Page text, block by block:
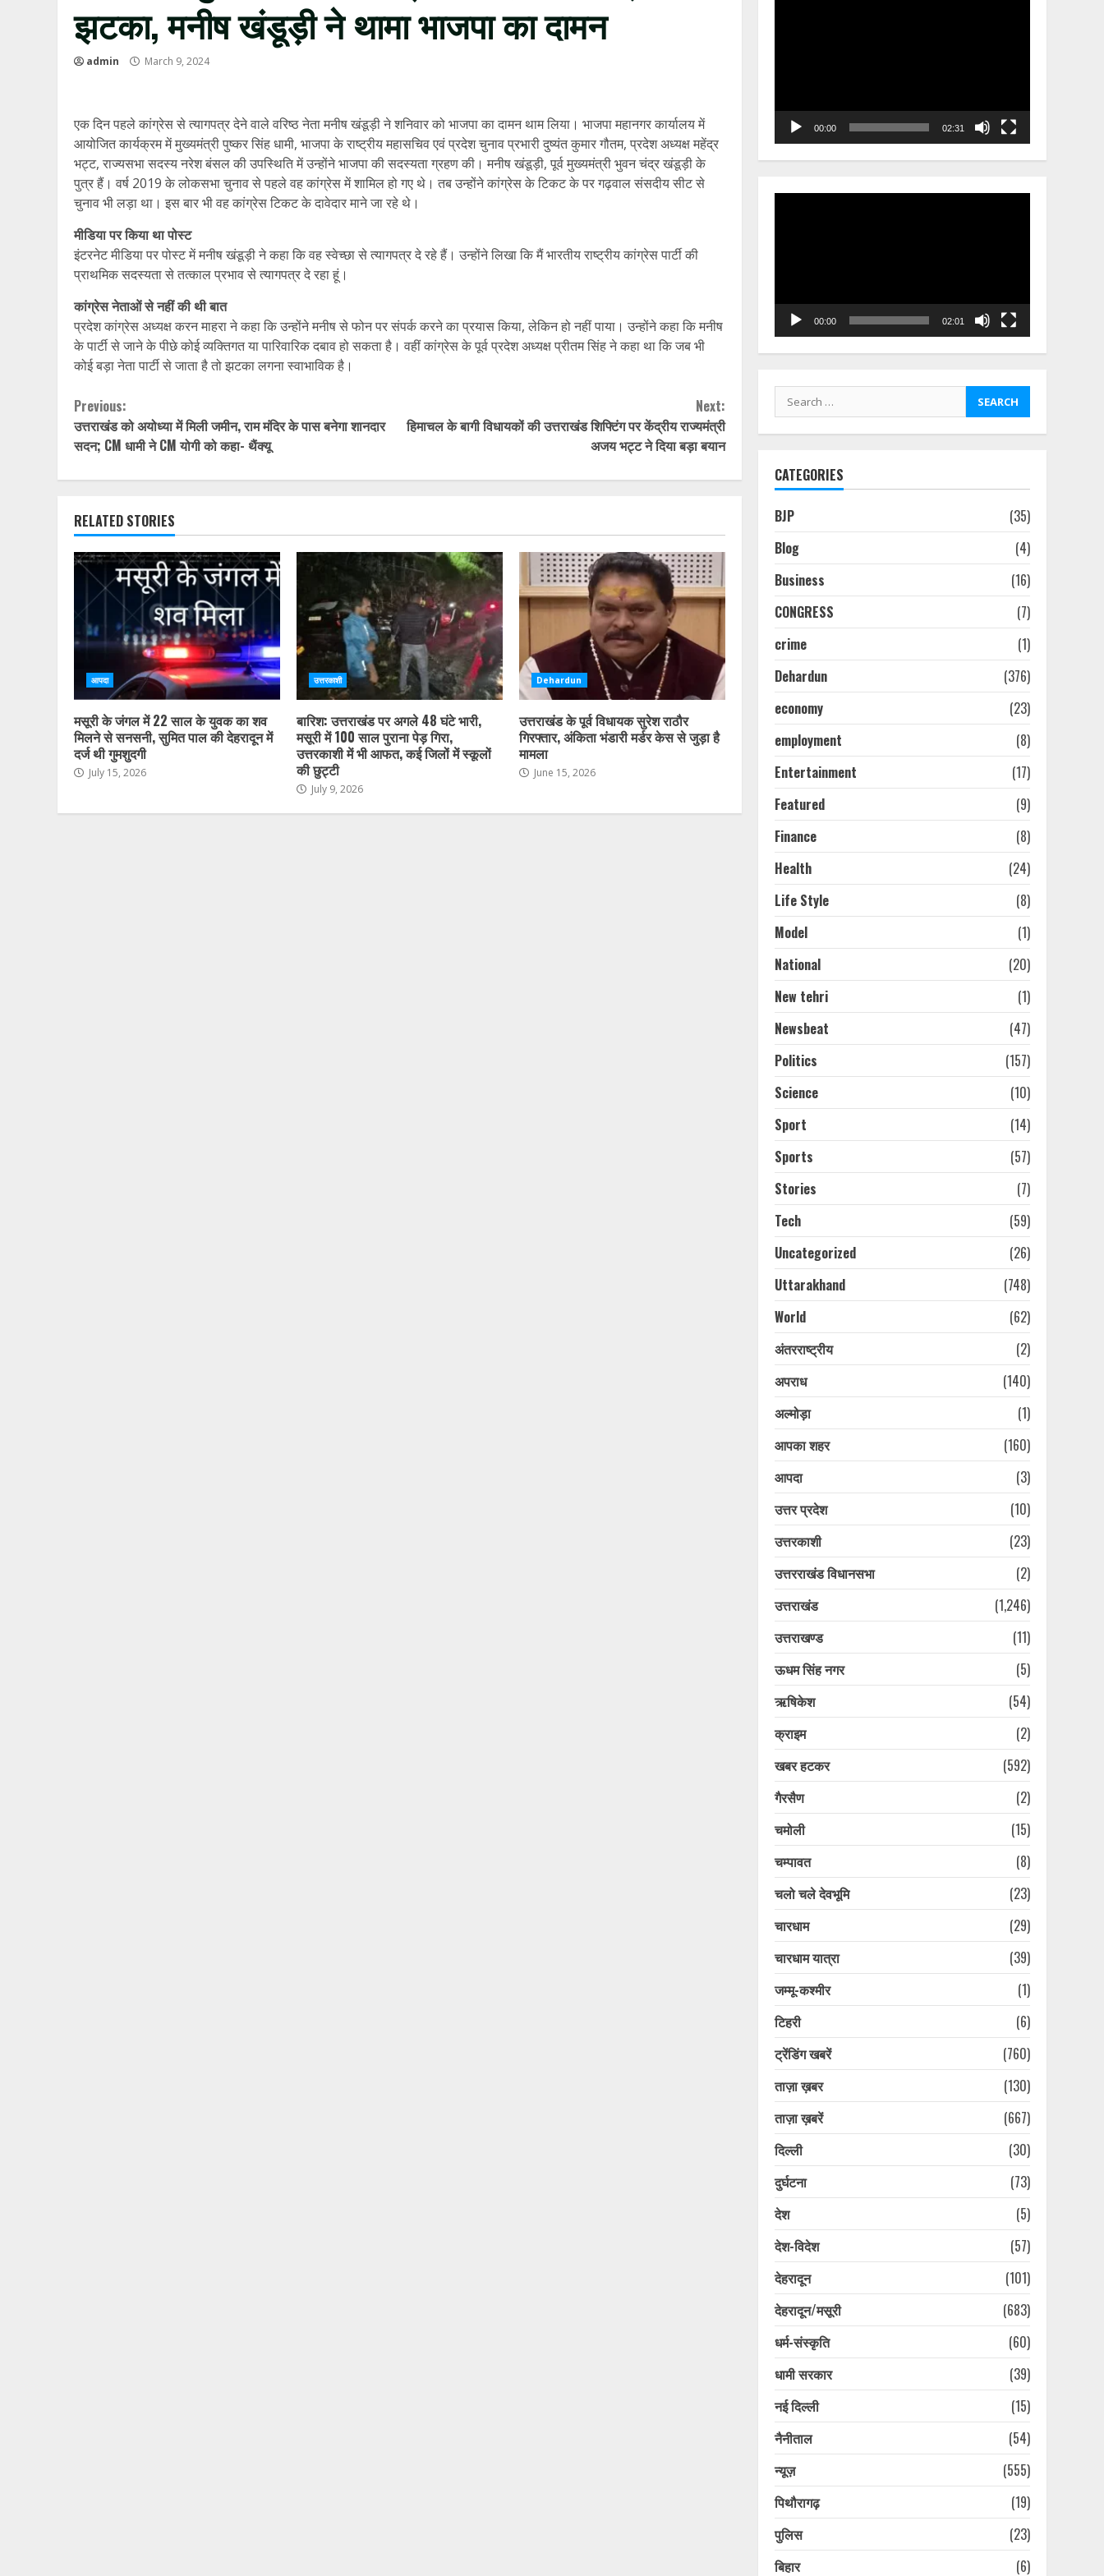
झटका, मनीष खंडूड़ी ने थामा भाजपा का दामन
admin March 9, 2024
एक दिन पहले कांग्रेस से त्यागपत्र देने वाले वरिष्ठ नेता मनीष खंडूड़ी ने शनिवार को भाजपा का दामन थाम लिया। भाजपा महानगर कार्यालय में
आयोजित कार्यक्रम में मुख्यमंत्री पुष्कर सिंह धामी, भाजपा के राष्ट्रीय महासचिव एवं प्रदेश चुनाव प्रभारी दुष्यंत कुमार गौतम, प्रदेश अध्यक्ष महेंद्र
भट्ट, राज्यसभा सदस्य नरेश बंसल की उपस्थिति में उन्होंने भाजपा की सदस्यता ग्रहण की। मनीष खंडूड़ी, पूर्व मुख्यमंत्री भुवन चंद्र खंडूड़ी के
पुत्र हैं। वर्ष 2019 के लोकसभा चुनाव से पहले वह कांग्रेस में शामिल हो गए थे। तब उन्होंने कांग्रेस के टिकट के पर गढ़वाल संसदीय सीट से
चुनाव भी लड़ा था। इस बार भी वह कांग्रेस टिकट के दावेदार माने जा रहे थे।
मीडिया पर किया था पोस्ट
इंटरनेट मीडिया पर पोस्ट में मनीष खंडूड़ी ने कहा कि वह स्वेच्छा से त्यागपत्र दे रहे हैं। उन्होंने लिखा कि मैं भारतीय राष्ट्रीय कांग्रेस पार्टी की
प्राथमिक सदस्यता से तत्काल प्रभाव से त्यागपत्र दे रहा हूं।
कांग्रेस नेताओं से नहीं की थी बात
प्रदेश कांग्रेस अध्यक्ष करन माहरा ने कहा कि उन्होंने मनीष से फोन पर संपर्क करने का प्रयास किया, लेकिन हो नहीं पाया। उन्होंने कहा कि मनीष
के पार्टी से जाने के पीछे कोई व्यक्तिगत या पारिवारिक दबाव हो सकता है। वहीं कांग्रेस के पूर्व प्रदेश अध्यक्ष प्रीतम सिंह ने कहा था कि जब भी
कोई बड़ा नेता पार्टी से जाता है तो झटका लगना स्वाभाविक है।
Continue
Reading
Previous:
उत्तराखंड को अयोध्या में मिली जमीन, राम मंदिर के पास बनेगा शानदार
सदन; CM धामी ने CM योगी को कहा- थैंक्यू
Next:
हिमाचल के बागी विधायकों की उत्तराखंड शिफ्टिंग पर केंद्रीय राज्यमंत्री
अजय भट्ट ने दिया बड़ा बयान
RELATED STORIES
आपदा
मसूरी के जंगल में 22 साल के युवक का शव
मिलने से सनसनी, सुमित पाल की देहरादून में
दर्ज थी गुमशुदगी
July 15, 2026
उत्तरकाशी
बारिश: उत्तराखंड पर अगले 48 घंटे भारी,
मसूरी में 100 साल पुराना पेड़ गिरा,
उत्तरकाशी में भी आफत, कई जिलों में स्कूलों
की छुट्टी
July 9, 2026
Dehardun
उत्तराखंड के पूर्व विधायक सुरेश राठौर
गिरफ्तार, अंकिता भंडारी मर्डर केस से जुड़ा है
मामला
June 15, 2026
00:00 02:31
00:00 02:01
Search
for:
CATEGORIES
BJP
(35)
Blog
(4)
Business
(16)
CONGRESS
(7)
crime
(1)
Dehardun
(376)
economy
(23)
employment
(8)
Entertainment
(17)
Featured
(9)
Finance
(8)
Health
(24)
Life Style
(8)
Model
(1)
National
(20)
New tehri
(1)
Newsbeat
(47)
Politics
(157)
Science
(10)
Sport
(14)
Sports
(57)
Stories
(7)
Tech
(59)
Uncategorized
(26)
Uttarakhand
(748)
World
(62)
अंतरराष्ट्रीय
(2)
अपराध
(140)
अल्मोड़ा
(1)
आपका शहर
(160)
आपदा
(3)
उत्तर प्रदेश
(10)
उत्तरकाशी
(23)
उत्तरराखंड विधानसभा
(2)
उत्तराखंड
(1,246)
उत्तराखण्ड
(11)
ऊधम सिंह नगर
(5)
ऋषिकेश
(54)
क्राइम
(2)
खबर हटकर
(592)
गैरसैण
(2)
चमोली
(15)
चम्पावत
(8)
चलो चले देवभूमि
(23)
चारधाम
(29)
चारधाम यात्रा
(39)
जम्मू-कश्मीर
(1)
टिहरी
(6)
ट्रेंडिंग खबरें
(760)
ताज़ा ख़बर
(130)
ताज़ा ख़बरें
(667)
दिल्ली
(30)
दुर्घटना
(73)
देश
(5)
देश-विदेश
(57)
देहरादून
(101)
देहरादून/मसूरी
(683)
धर्म-संस्कृति
(60)
धामी सरकार
(39)
नई दिल्ली
(15)
नैनीताल
(54)
न्यूज़
(555)
पिथौरागढ़
(19)
पुलिस
(23)
बिहार
(6)
प्लास्टिक मुक्त उत्तराखंड बनाने
की अपील, पर्यटकों से जिम्मेदारी
निभाने को कहा मुख्यमंत्री धामी ने
August 7, 2026
Ola Electric अपनाएगी डीलर-
आधारित रिटेल मॉडल, अपने स्टोर
फैसला
5
पौड़ी हाट गांव शंकराचार्य निर्मित
मंदिर की सुरक्षा पर सुनवाई, रिपोर्ट
पर हाईकोर्ट ने टीएचडीसी से मांगा
August 7, 2026
13 साल की किशोरी से गैंगरेप,
अश्लील वीडियो बनाकर किया
ब्लैकमेल, दो आरोपी गिरफ्तार
August 7, 2026
रामनगर के रिजॉर्ट में बर्थडे पार्टी
बनी मुसीबत! केक खाने के बाद
गाजियाबाद सीओ के परिवार की